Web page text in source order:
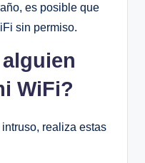
es posible que
sin permiso.
WiFi?
realiza estas